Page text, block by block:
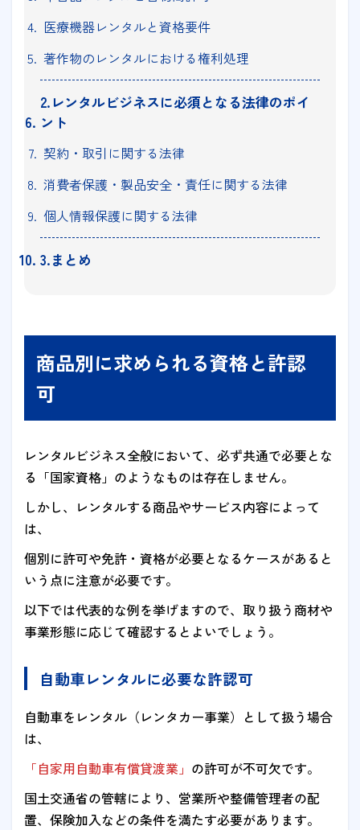
医療機器レンタルと資格要件
著作物のレンタルにおける権利処理
2.レンタルビジネスに必須となる法律のポイ
ント
契約・取引に関する法律
消費者保護・製品安全・責任に関する法律
個人情報保護に関する法律
3.まとめ
商品別に求められる資格と許認
可
レンタルビジネス全般において、必ず共通で必要とな
る「国家資格」のようなものは存在しません。
しかし、レンタルする商品やサービス内容によって
は、
個別に許可や免許・資格が必要となるケースがあると
いう点に注意が必要です。
以下では代表的な例を挙げますので、取り扱う商材や
事業形態に応じて確認するとよいでしょう。
自動車レンタルに必要な許認可
自動車をレンタル（レンタカー事業）として扱う場合
は、
「自家用自動車有償貸渡業」 の許可が不可欠です。
国土交通省の管轄により、営業所や整備管理者の配
置、保険加入などの条件を満たす必要があります。